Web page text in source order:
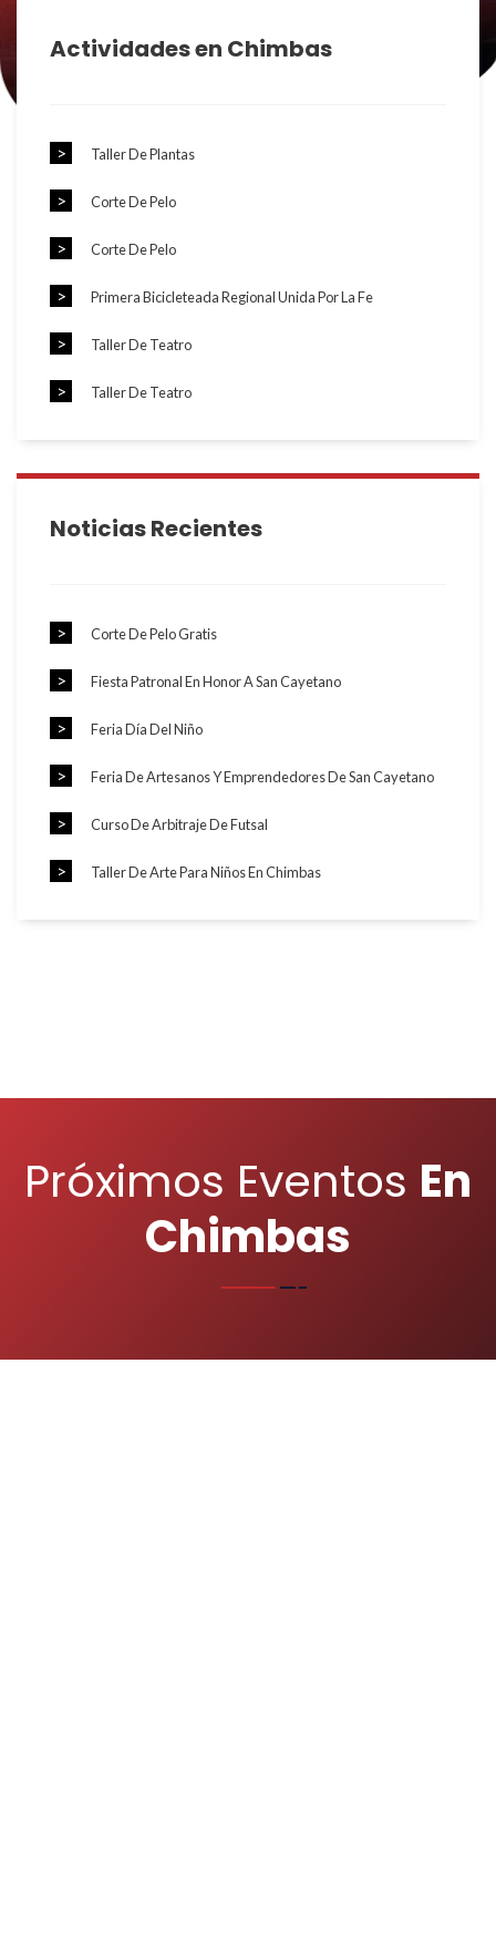
Actividades en Chimbas
Taller De Plantas
Corte De Pelo
Corte De Pelo
Primera Bicicleteada Regional Unida Por La Fe
Taller De Teatro
Taller De Teatro
Noticias Recientes
Corte De Pelo Gratis
Fiesta Patronal En Honor A San Cayetano
Feria Día Del Niño
Feria De Artesanos Y Emprendedores De San Cayetano
Curso De Arbitraje De Futsal
Taller De Arte Para Niños En Chimbas
Próximos Eventos En
Chimbas